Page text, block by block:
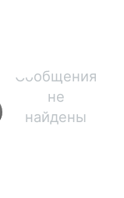
Сообщения
не
найдены